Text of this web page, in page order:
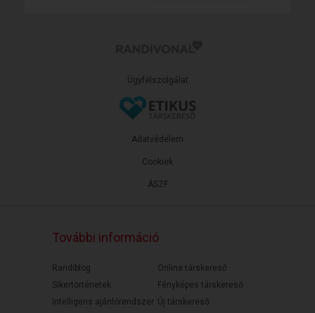
Ügyfélszolgálat
ÁSZF
Adatvédelem
Cookiek
További információ
Randiblog
Sikertörténetek
Intelligens ajánlórendszer
Online társkereső
Fényképes társkereső
Új társkereső